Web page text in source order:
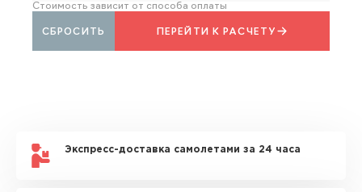
Стоимость зависит от способа оплаты
ПЕРЕЙТИ К РАСЧЕТУ
СБРОСИТЬ
Экспресс-доставка самолетами за 24 часа